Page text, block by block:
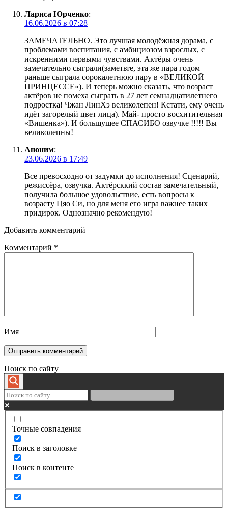
Лариса Юрченко:
16.06.2026 в 07:28
ЗАМЕЧАТЕЛЬНО. Это лучшая молодёжная дорама, с
проблемами воспитания, с амбициозом взрослых, с
искренними первыми чувствами. Актёры очень
замечательно сыграли(заметьте, эта же пара годом
раньше сыграла сорокалетнюю пару в «ВЕЛИКОЙ
ПРИНЦЕССЕ»). И теперь можно сказать, что возраст
актёров не помеха сыграть в 27 лет семнадцатилетнего
подростка! Чжан ЛинХэ великолепен! Кстати, ему очень
идёт загорелый цвет лица). Май- просто восхитительная
«Вишенка»). И большущее СПАСИБО озвучке !!!!! Вы
великолепны!
Аноним:
23.06.2026 в 17:49
Все превосходно от задумки до исполнения! Сценарий,
режиссёра, озвучка. Актёрсккий состав замечательный,
получила большое удовольствие, есть вопросы к
возрасту Цяо Си, но для меня его игра важнее таких
придирок. Однозначно рекомендую!
Добавить комментарий
Комментарий *
Имя
Поиск по сайту
Точные совпадения
Поиск в заголовке
Поиск в контенте